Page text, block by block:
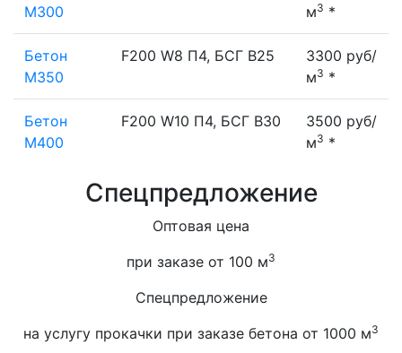
М300
м3 *
Бетон
М350
F200 W8 П4, БСГ В25
3300 руб/
м3 *
Бетон
М400
F200 W10 П4, БСГ В30
3500 руб/
м3 *
Спецпредложение
Оптовая цена
при заказе от 100 м3
Спецпредложение
на услугу прокачки при заказе бетона от 1000 м3